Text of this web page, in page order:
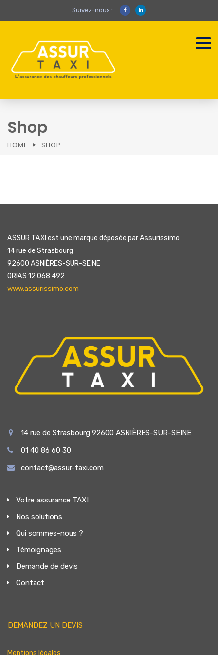
Suivez-nous :
Shop
HOME SHOP
ASSUR TAXI est une marque déposée par Assurissimo
14 rue de Strasbourg
92600 ASNIÈRES-SUR-SEINE
ORIAS 12 068 492
www.assurissimo.com
14 rue de Strasbourg 92600 ASNIÈRES-SUR-SEINE
01 40 86 60 30
contact@assur-taxi.com
Votre assurance TAXI
Nos solutions
Qui sommes-nous ?
Témoignages
Demande de devis
Contact
DEMANDEZ UN DEVIS
Mentions légales